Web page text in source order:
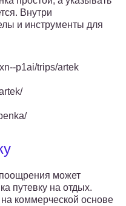
Внутри
и инструменты для
p1ai/trips/artek
может
путевку на отдых.
коммерческой основе